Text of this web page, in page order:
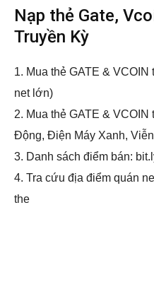
Nạp thẻ Gate,
Truyền Kỳ
1. Mua thẻ GATE & VCOIN
net lớn)
2. Mua thẻ GATE &
Động, Điện Máy Xanh,
3. Danh sách điểm bán:
4. Tra cứu địa điểm quán
the